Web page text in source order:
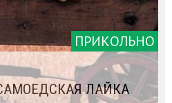
ПРИКОЛЬНО
ЛАЙКА